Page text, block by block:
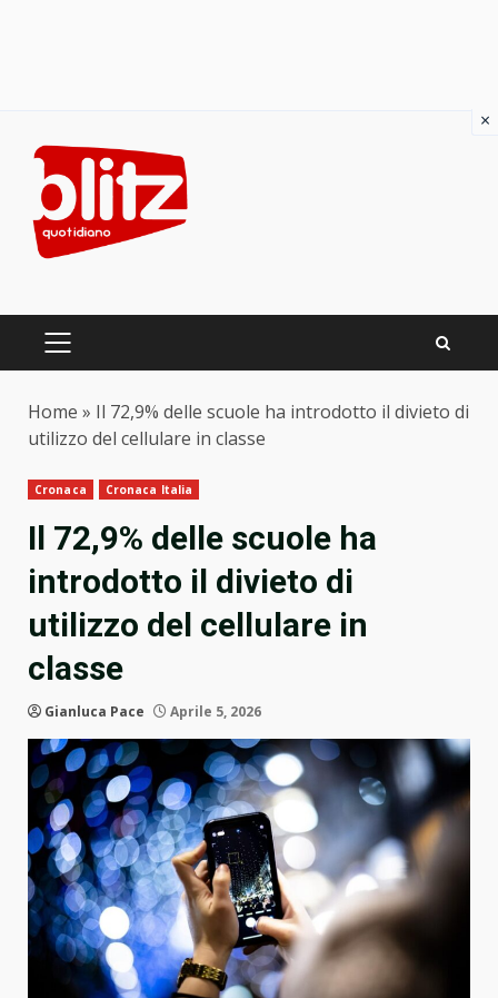
content
PRIMARY
Home » Il 72,9% delle scuole ha introdotto il divieto di
utilizzo del cellulare in classe
Cronaca Cronaca Italia
Il 72,9% delle scuole ha
introdotto il divieto di
utilizzo del cellulare in
classe
Gianluca Pace Aprile 5, 2026
×